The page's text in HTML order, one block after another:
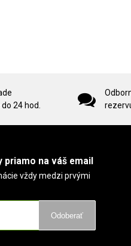
24 hod.
na váš email
vždy medzi prvými
Odoberať